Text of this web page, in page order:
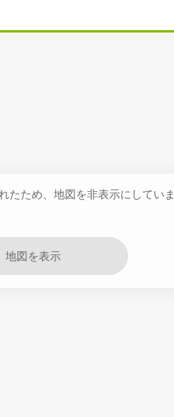
たため、地図を非表示にしていま
地図を表示